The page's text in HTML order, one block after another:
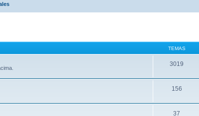
TEMAS
3019
156
37